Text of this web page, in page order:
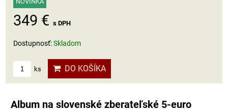
349 € s DPH
Dostupnosť:Skladom
ks DO KOŠÍKA
Album na slovenské zberateľské 5-euro